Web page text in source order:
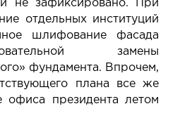
не зафиксировано. При
отдельных институций
шлифование фасада
замены
фундамента. Впрочем,
плана все же
офиса президента летом